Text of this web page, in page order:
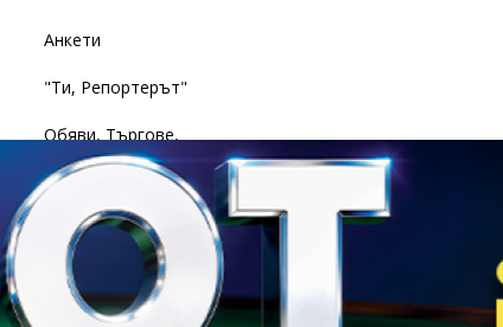
Анкети
"Ти, Репортерът"
Обяви, Търгове,
Съобщения